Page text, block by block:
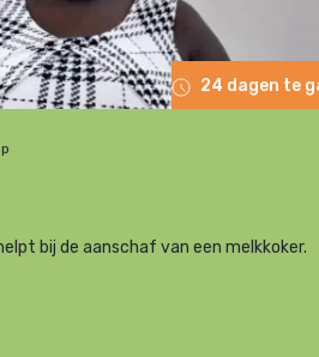
24 dagen te
bij de aanschaf van een melkkoker.